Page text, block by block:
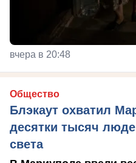
вчера в 20:48
Общество
Блэкаут охватил
десятки тысяч
света